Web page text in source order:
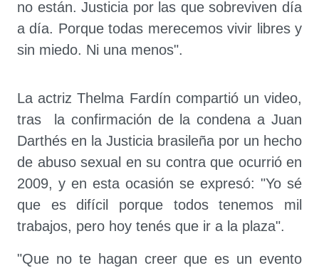
no están. Justicia por las que sobreviven día
a día. Porque todas merecemos vivir libres y
sin miedo. Ni una menos".
La actriz Thelma Fardín compartió un video,
tras la confirmación de la condena a Juan
Darthés en la Justicia brasileña por un hecho
de abuso sexual en su contra que ocurrió en
2009, y en esta ocasión se expresó: "Yo sé
que es difícil porque todos tenemos mil
trabajos, pero hoy tenés que ir a la plaza".
"Que no te hagan creer que es un evento